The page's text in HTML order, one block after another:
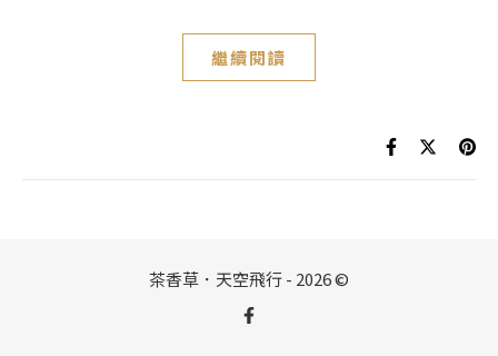
繼續閱讀
茶香草．天空飛行 - 2026 ©